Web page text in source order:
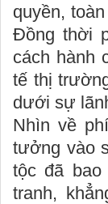
quyền,
Đồng thời
cách hành
tế thị
dưới sự
Nhìn về
tưởng vào
tộc đã
tranh,